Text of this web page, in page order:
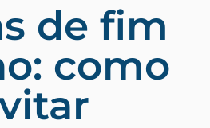
de fim
como